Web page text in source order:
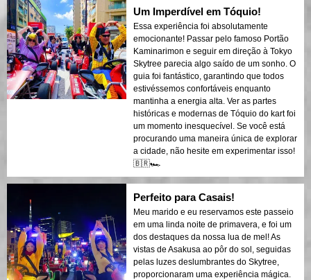
Um Imperdível em Tóquio!
Essa experiência foi absolutamente
emocionante! Passar pelo famoso Portão
Kaminarimon e seguir em direção à Tokyo
Skytree parecia algo saído de um sonho. O
guia foi fantástico, garantindo que todos
estivéssemos confortáveis enquanto
mantinha a energia alta. Ver as partes
históricas e modernas de Tóquio do kart foi
um momento inesquecível. Se você está
procurando uma maneira única de explorar
a cidade, não hesite em experimentar isso!
🇧🇷🏎️
Perfeito para Casais!
Meu marido e eu reservamos este passeio
em uma linda noite de primavera, e foi um
dos destaques da nossa lua de mel! As
vistas de Asakusa ao pôr do sol, seguidas
pelas luzes deslumbrantes do Skytree,
proporcionaram uma experiência mágica.